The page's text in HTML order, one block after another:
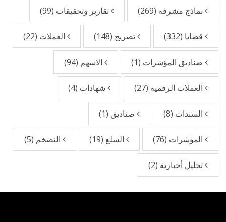
نماذج مشرفة (269) تقارير وتحقيقات (99)
قضايا (332) تصريح (148) العملات (22)
صناديق المؤشرات (1) الاسهم (94)
العملات الرقمية (27) شهادات (4)
السندات (8) صناديق (1)
المؤشرات (76) السلع (19) التضخم (5)
تحليل أخبارية (2)